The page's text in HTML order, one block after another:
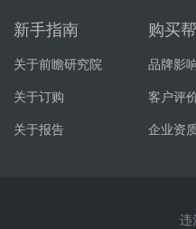
新手指南
关于前瞻研究院
关于订购
关于报告
购买
品牌影
客户评
企业资